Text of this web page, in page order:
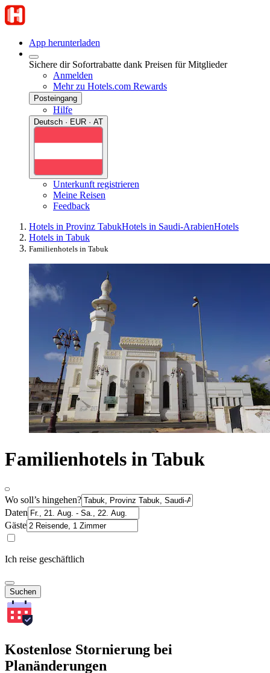
App herunterladen
Sichere dir Sofortrabatte dank Preisen für Mitglieder
Anmelden
Mehr zu Hotels.com Rewards
Posteingang
Hilfe
Deutsch · EUR · AT
Unterkunft registrieren
Meine Reisen
Feedback
Hotels in Provinz TabukHotels in Saudi-ArabienHotels
Hotels in Tabuk
Familienhotels in Tabuk
Familienhotels in Tabuk
Wo soll’s hingehen?
Daten
Gäste
Ich reise geschäftlich
Suchen
Kostenlose Stornierung bei
Planänderungen